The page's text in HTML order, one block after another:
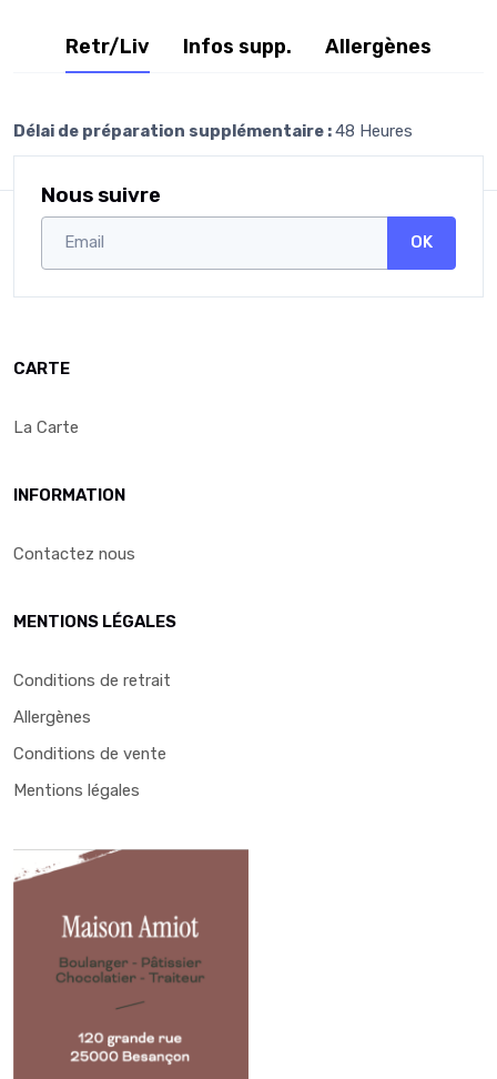
Retr/Liv Infos supp. Allergènes
Délai de préparation supplémentaire :48 Heures
Nous suivre
OK
CARTE
La Carte
INFORMATION
Contactez nous
MENTIONS LÉGALES
Conditions de retrait
Allergènes
Conditions de vente
Mentions légales